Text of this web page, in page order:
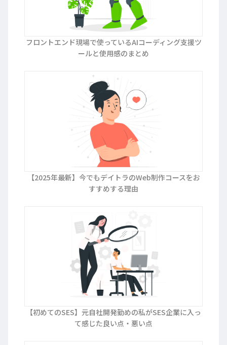
フロントエンド現場で使っているAIコーディング支援ツ
ールと使用感のまとめ
【2025年最新】今でもデイトラのWeb制作コースをお
すすめする理由
【初めてのSES】元自社開発勤めの私がSES企業に入っ
て感じた良い点・悪い点